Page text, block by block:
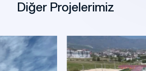
Diğer Projelerimiz